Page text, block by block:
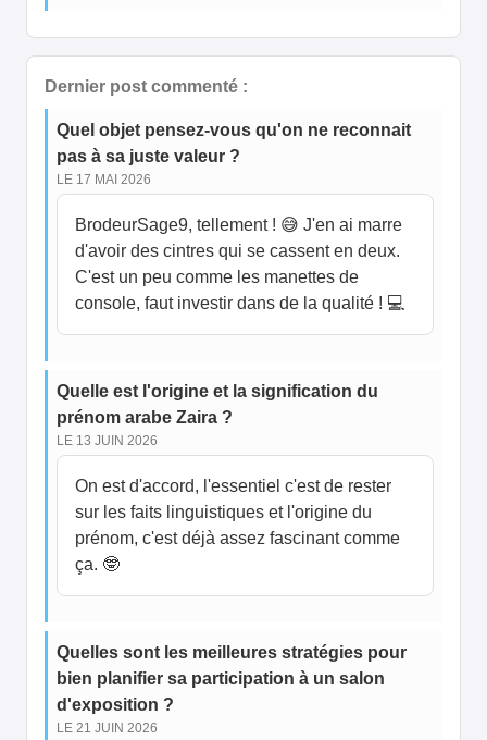
Dernier post commenté :
Quel objet pensez-vous qu'on ne reconnait
pas à sa juste valeur ?
LE 17 MAI 2026
BrodeurSage9, tellement ! 😅 J'en ai marre
d'avoir des cintres qui se cassent en deux.
C'est un peu comme les manettes de
console, faut investir dans de la qualité ! 💻
Quelle est l'origine et la signification du
prénom arabe Zaira ?
LE 13 JUIN 2026
On est d'accord, l'essentiel c'est de rester
sur les faits linguistiques et l'origine du
prénom, c'est déjà assez fascinant comme
ça. 🤓
Quelles sont les meilleures stratégies pour
bien planifier sa participation à un salon
d'exposition ?
LE 21 JUIN 2026